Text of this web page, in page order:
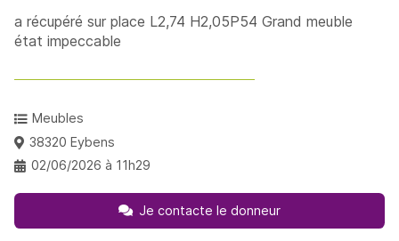
a récupéré sur place L2,74 H2,05P54 Grand meuble
état impeccable
Meubles
38320 Eybens
02/06/2026 à 11h29
Je contacte le donneur